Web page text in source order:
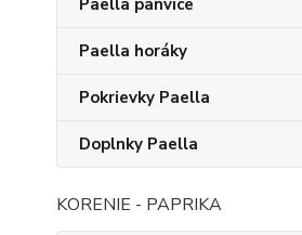
Paella panvice
Paella horáky
Pokrievky Paella
Doplnky Paella
KORENIE - PAPRIKA